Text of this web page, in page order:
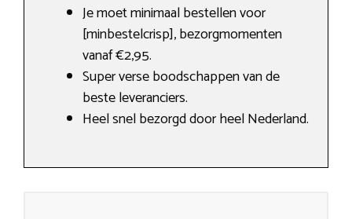
Je moet minimaal bestellen voor
[minbestelcrisp], bezorgmomenten
vanaf €2,95.
Super verse boodschappen van de
beste leveranciers.
Heel snel bezorgd door heel Nederland.